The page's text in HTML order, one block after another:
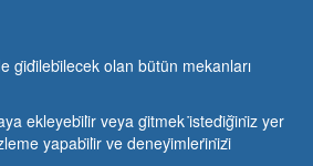
gi̇di̇lebi̇lecek olan bütün mekanları
ekleyebi̇li̇r veya gi̇tmek i̇stedi̇ği̇ni̇z yer
yapabi̇li̇r ve deneyi̇mleri̇ni̇zi̇